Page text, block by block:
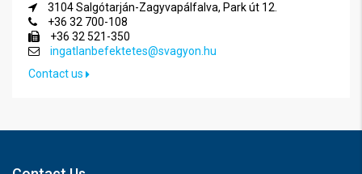
3104 Salgótarján-Zagyvapálfalva, Park út 12.
+36 32 700-108
+36 32 521-350
ingatlanbefektetes@svagyon.hu
Contact us